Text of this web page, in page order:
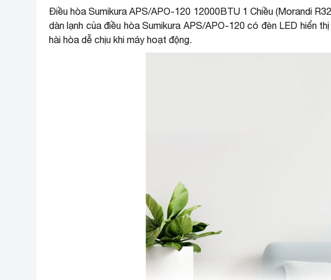
Điều hòa Sumikura APS/APO-120 12000BTU 1 Chiều (Morandi
dàn lạnh của điều hòa Sumikura APS/APO-120 có đèn LED hiển
hài hòa dễ chịu khi máy hoạt động.